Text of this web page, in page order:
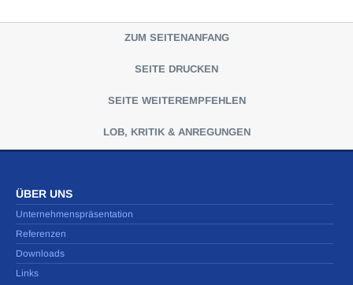
ZUM SEITENANFANG
SEITE DRUCKEN
SEITE WEITEREMPFEHLEN
LOB, KRITIK & ANREGUNGEN
ÜBER UNS
Unternehmenspräsentation
Referenzen
Downloads
Links